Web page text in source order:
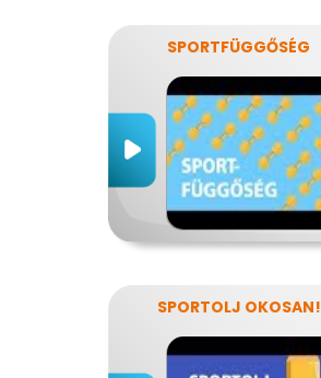
SPORTFÜGGŐSÉG
SPORTOLJ OKOSAN!